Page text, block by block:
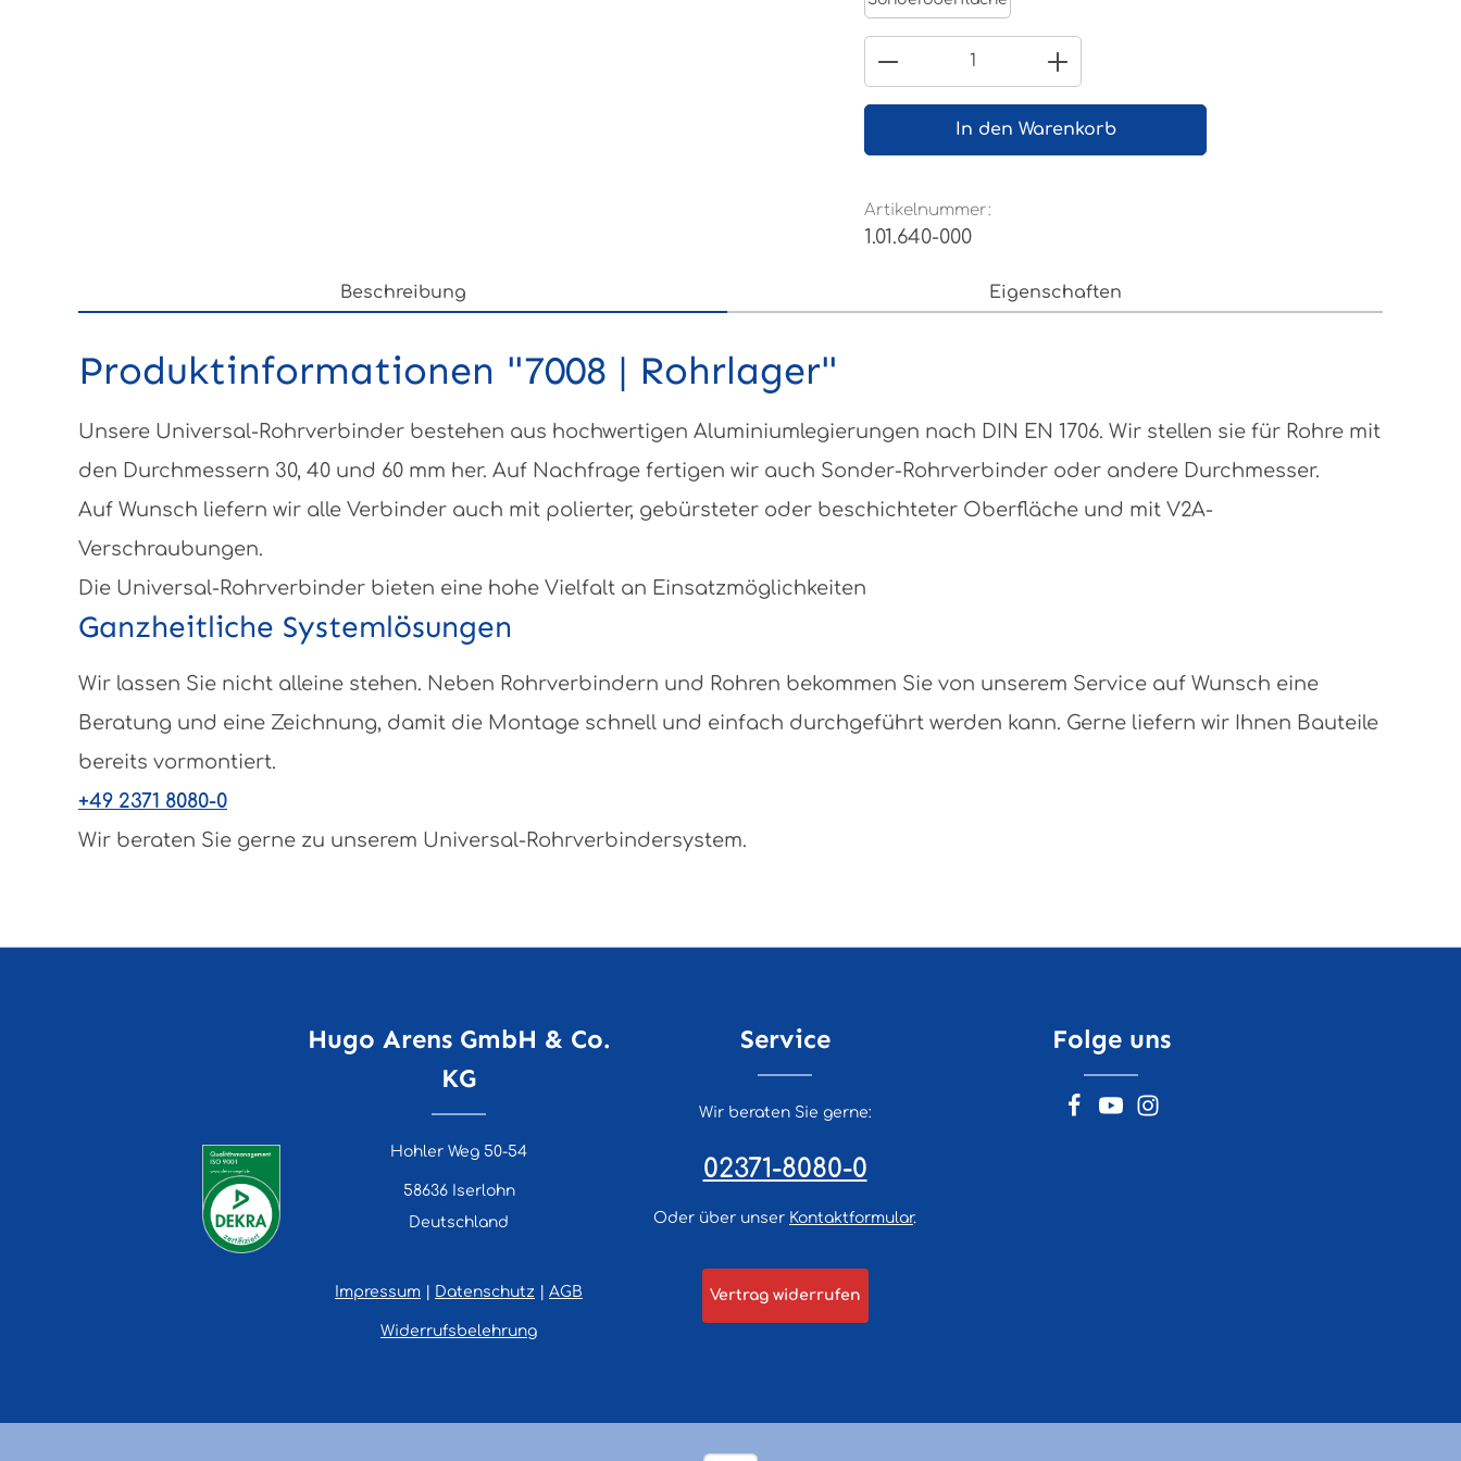
Produkt Anzahl: Gib den gewünschten
In den Warenkorb
Artikelnummer:
1.01.640-000
Beschreibung Eigenschaften
Produktinformationen "7008 | Rohrlager"
Unsere Universal-Rohrverbinder bestehen aus hochwertigen Aluminiumlegierungen nach DIN EN 1706. Wir stellen sie für Rohre mit
den Durchmessern 30, 40 und 60 mm her. Auf Nachfrage fertigen wir auch Sonder-Rohrverbinder oder andere Durchmesser.
Auf Wunsch liefern wir alle Verbinder auch mit polierter, gebürsteter oder beschichteter Oberfläche und mit V2A-
Verschraubungen.
Die Universal-Rohrverbinder bieten eine hohe Vielfalt an Einsatzmöglichkeiten
Ganzheitliche Systemlösungen
Wir lassen Sie nicht alleine stehen. Neben Rohrverbindern und Rohren bekommen Sie von unserem Service auf Wunsch eine
Beratung und eine Zeichnung, damit die Montage schnell und einfach durchgeführt werden kann. Gerne liefern wir Ihnen Bauteile
bereits vormontiert.
+49 2371 8080-0
Wir beraten Sie gerne zu unserem Universal-Rohrverbindersystem.
Hugo Arens GmbH & Co.
KG
Hohler Weg 50-54
58636 Iserlohn
Deutschland
Impressum Datenschutz AGB
Widerrufsbelehrung
Service
Wir beraten Sie gerne:
02371-8080-0
Oder über unser Kontaktformular.
Vertrag widerrufen
Folge uns